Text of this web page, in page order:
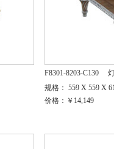
F8301-8203-C130
规格： 559 X 559 X
价格：￥14,149